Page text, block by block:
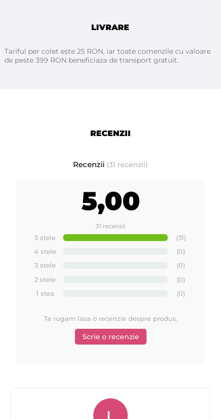
LIVRARE
Tariful per colet este 25 RON, iar toate comenzile cu valoare
de peste 399 RON beneficiaza de transport gratuit.
RECENZII
Recenzii (31 recenzii)
5,00
31 recenzii
5 stele
(31)
4 stele
(0)
3 stele
(0)
2 stele
(0)
1 stea
(0)
Te rugam lasa o recenzie despre produs.
Scrie o recenzie
L